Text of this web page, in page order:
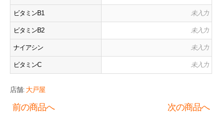
ビタミンB1 未入力
ビタミンB2 未入力
ナイアシン 未入力
ビタミンC 未入力
店舗: 大戸屋
前の商品へ 次の商品へ